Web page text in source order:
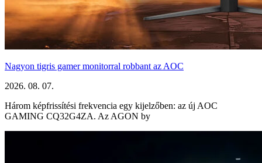
Nagyon tigris gamer monitorral robbant az AOC
2026. 08. 07.
Három képfrissítési frekvencia egy kijelzőben: az új AOC
GAMING CQ32G4ZA. Az AGON by